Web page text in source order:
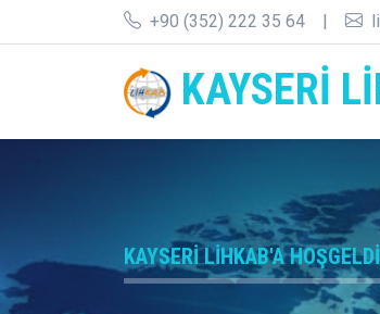
+90 (352) 222 35 64 |
KAYSERİ
KAYSERI LİHKAB'A